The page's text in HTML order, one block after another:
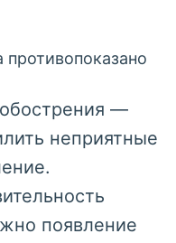
—
неприятные
появление